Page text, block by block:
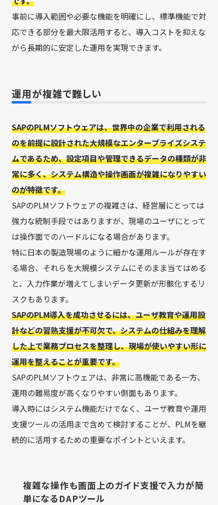
事前に導入範囲や必要な機能を明確にし、標準機能で対
応できる部分を最大限活用すると、導入コストを抑えな
がら長期的に安定した運用を実現できます。
運用が複雑で難しい
SAPのPLMソフトウェアは、世界中の企業で利用される
のを前提に設計された大規模なエンタープライズシステ
ムであるため、設定項目や管理できるデータの種類が非
常に多く、システム構造や操作画面が複雑になりやすい
のが特徴です。
SAPのPLMソフトウェアの複雑さは、経営層にとっては
強力な統制手段ではありますが、現場のユーザにとって
は操作面でのハードルになる場合があります。
特に日本の製造現場のように細かな運用ルールが存在す
る場合、それらを大規模システムにそのまま当てはめる
と、入力作業が増えてしまいデータ更新が形骸化するリ
スクもあります。
SAPのPLM導入を成功させるには、ユーザ教育や運用設
計などの習熟支援が不可欠で、システムの仕組みを理解
した上で業務プロセスを整理し、現場が使いやすい形に
運用を整えることが重要です。
SAPのPLMソフトウェアは、非常に高機能である一方、
運用の難易度が高くなりやすい側面もあります。
導入時にはシステム機能だけでなく、ユーザ教育や運用
支援ツールの活用まで含めて検討することが、PLMを継
続的に活用するための重要なポイントといえます。
複雑な操作も画面上のガイド支援で入力が簡
単になるDAPツール